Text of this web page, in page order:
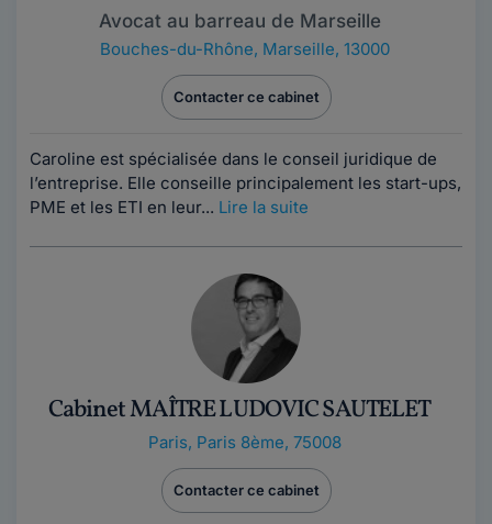
Avocat au barreau de Marseille
Bouches-du-Rhône, Marseille, 13000
Contacter ce cabinet
Caroline est spécialisée dans le conseil juridique de
l’entreprise. Elle conseille principalement les start-ups,
PME et les ETI en leur... Lire la suite
Cabinet MAÎTRE LUDOVIC SAUTELET
Paris, Paris 8ème, 75008
Contacter ce cabinet